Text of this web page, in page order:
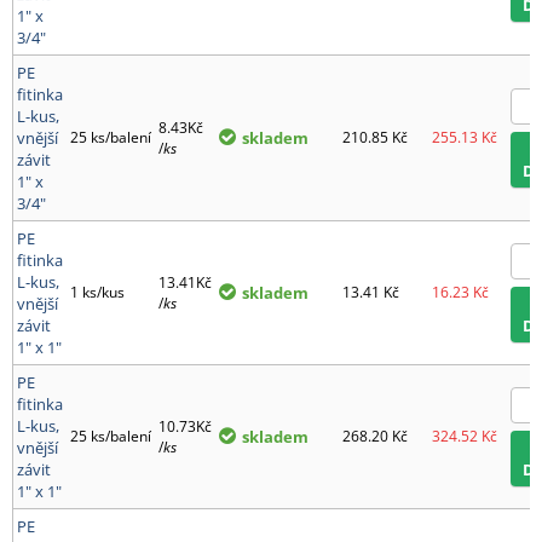
1" x
3/4"
PE
fitinka
L-kus,
vnější
závit
1" x
3/4"
25 ks/balení 8.43Kč
/ks skladem 210.85 Kč 255.13 Kč
PE
fitinka
L-kus,
vnější
závit
1" x 1"
1 ks/kus
13.41Kč
/ks skladem 13.41 Kč 16.23 Kč
PE
fitinka
L-kus,
vnější
závit
1" x 1"
25 ks/balení 10.73Kč
/ks skladem 268.20 Kč 324.52 Kč
PE